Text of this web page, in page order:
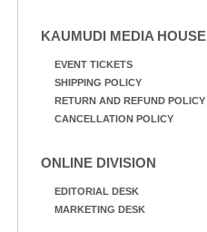
KAUMUDI MEDIA HOUSE
EVENT TICKETS
SHIPPING POLICY
RETURN AND REFUND POLICY
CANCELLATION POLICY
ONLINE DIVISION
EDITORIAL DESK
MARKETING DESK